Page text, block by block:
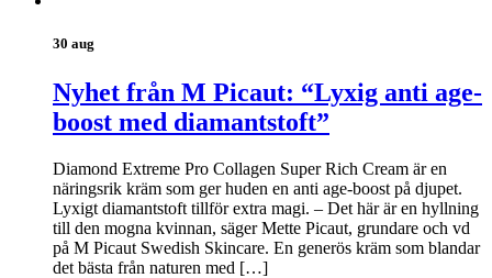
30 aug
Nyhet från M Picaut: “Lyxig anti age-
boost med diamantstoft”
Diamond Extreme Pro Collagen Super Rich Cream är en
näringsrik kräm som ger huden en anti age-boost på djupet.
Lyxigt diamantstoft tillför extra magi. – Det här är en hyllning
till den mogna kvinnan, säger Mette Picaut, grundare och vd
på M Picaut Swedish Skincare. En generös kräm som blandar
det bästa från naturen med […]